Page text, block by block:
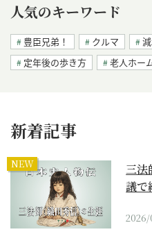
人気のキーワード
豊臣兄弟！ クルマ
定年後の歩き方
老人ホー
新着記事
NEW
三法
議